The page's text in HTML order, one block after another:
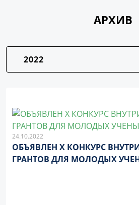
АРХИВ
2022
24.10.2022
ОБЪЯВЛЕН Х КОНКУРС
ГРАНТОВ ДЛЯ МОЛОДЫХ